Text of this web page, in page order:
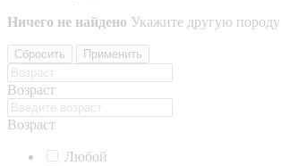
Ничего не найдено Укажите другую породу
Сбросить Применить
Возраст
Возраст
Любой